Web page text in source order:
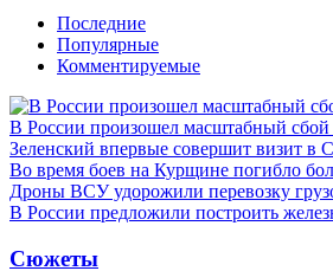
Последние
Популярные
Комментируемые
В России произошел масштабный сбой
Зеленский впервые совершит визит
Во время боев на Курщине погибло
Дроны ВСУ удорожили перевозку
В России предложили построить
Сюжеты